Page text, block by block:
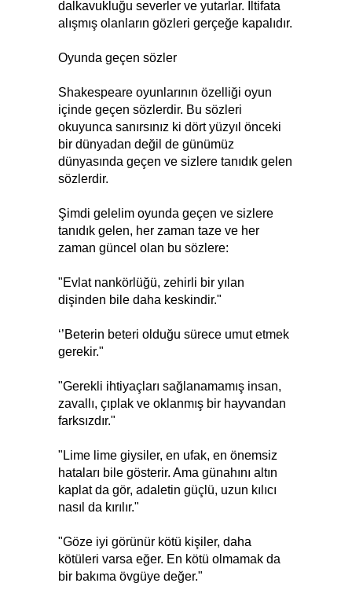
dalkavukluğu severler ve yutarlar. İltifata
alışmış olanların gözleri gerçeğe kapalıdır.
Oyunda geçen sözler
Shakespeare oyunlarının özelliği oyun
içinde geçen sözlerdir. Bu sözleri
okuyunca sanırsınız ki dört yüzyıl önceki
bir dünyadan değil de günümüz
dünyasında geçen ve sizlere tanıdık gelen
sözlerdir.
Şimdi gelelim oyunda geçen ve sizlere
tanıdık gelen, her zaman taze ve her
zaman güncel olan bu sözlere:
"Evlat nankörlüğü, zehirli bir yılan
dişinden bile daha keskindir."
‘’Beterin beteri olduğu sürece umut etmek
gerekir."
"Gerekli ihtiyaçları sağlanamamış insan,
zavallı, çıplak ve oklanmış bir hayvandan
farksızdır."
"Lime lime giysiler, en ufak, en önemsiz
hataları bile gösterir. Ama günahını altın
kaplat da gör, adaletin güçlü, uzun kılıcı
nasıl da kırılır."
"Göze iyi görünür kötü kişiler, daha
kötüleri varsa eğer. En kötü olmamak da
bir bakıma övgüye değer."